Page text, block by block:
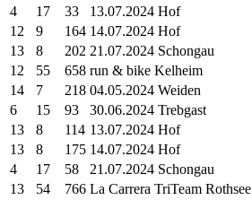
4
17 33
13.07.2024 Hof
12
9 164 14.07.2024 Hof
13
8 202 21.07.2024 Schongau
12
55 658 run & bike Kelheim
14
7 218 04.05.2024 Weiden
6
15 93
30.06.2024 Trebgast
13
8 114 13.07.2024 Hof
13
8 175 14.07.2024 Hof
4
17 58
21.07.2024 Schongau
13
54 766 La Carrera TriTeam Rothsee